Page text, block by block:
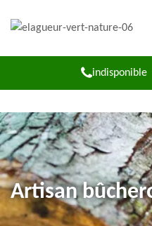
indisponible
Artisan